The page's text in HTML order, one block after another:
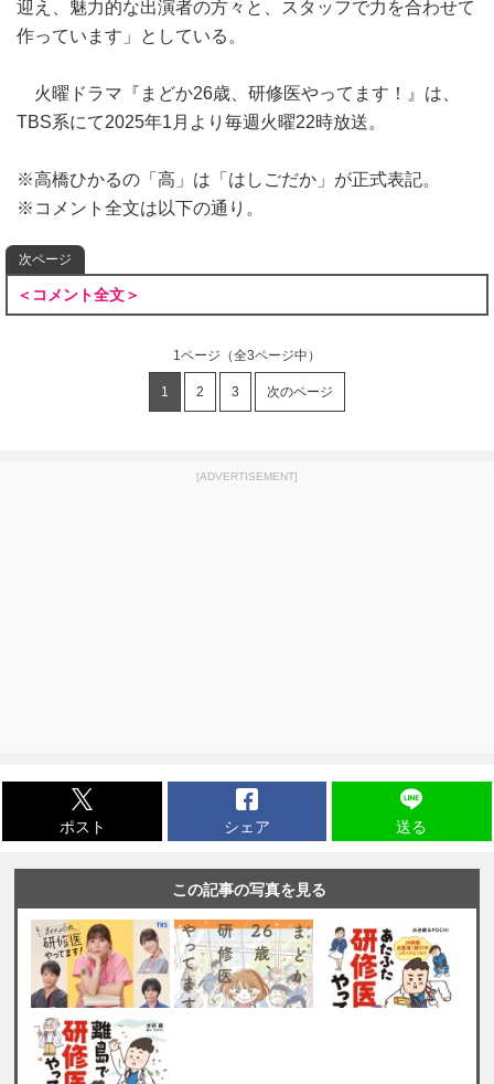
迎え、魅力的な出演者の方々と、スタッフで力を合わせて
作っています」としている。
火曜ドラマ『まどか26歳、研修医やってます！』は、
TBS系にて2025年1月より毎週火曜22時放送。
※高橋ひかるの「高」は「はしごだか」が正式表記。
※コメント全文は以下の通り。
次ページ
＜コメント全文＞
1ページ （全3ページ中）
1 2 3 次のページ
[ADVERTISEMENT]
ポスト シェア 送る
この記事の写真を見る